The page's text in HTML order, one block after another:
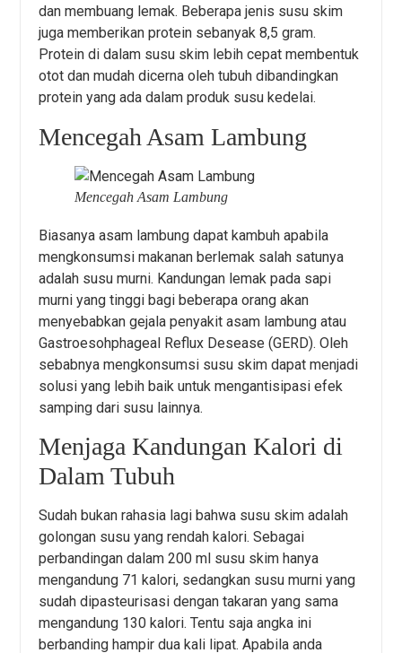
dan membuang lemak. Beberapa jenis susu skim
juga memberikan protein sebanyak 8,5 gram.
Protein di dalam susu skim lebih cepat membentuk
otot dan mudah dicerna oleh tubuh dibandingkan
protein yang ada dalam produk susu kedelai.
Mencegah Asam Lambung
Mencegah Asam Lambung
Biasanya asam lambung dapat kambuh apabila
mengkonsumsi makanan berlemak salah satunya
adalah susu murni. Kandungan lemak pada sapi
murni yang tinggi bagi beberapa orang akan
menyebabkan gejala penyakit asam lambung atau
Gastroesohphageal Reflux Desease (GERD). Oleh
sebabnya mengkonsumsi susu skim dapat menjadi
solusi yang lebih baik untuk mengantisipasi efek
samping dari susu lainnya.
Menjaga Kandungan Kalori di
Dalam Tubuh
Sudah bukan rahasia lagi bahwa susu skim adalah
golongan susu yang rendah kalori. Sebagai
perbandingan dalam 200 ml susu skim hanya
mengandung 71 kalori, sedangkan susu murni yang
sudah dipasteurisasi dengan takaran yang sama
mengandung 130 kalori. Tentu saja angka ini
berbanding hampir dua kali lipat. Apabila anda